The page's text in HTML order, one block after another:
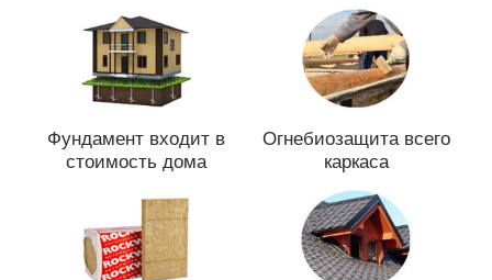
Фундамент входит в
стоимость дома
Огнебиозащита всего
каркаса